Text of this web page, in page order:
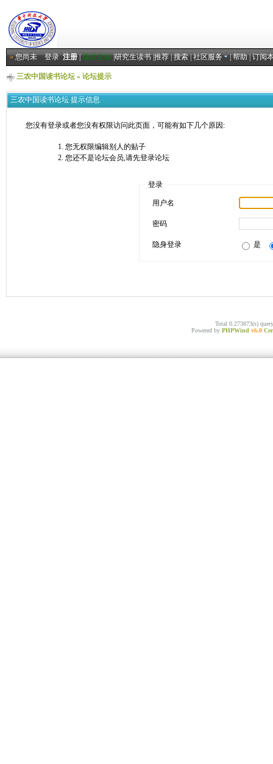
»您尚未登录 注册|返回主站|研究生读书|推荐|搜索|社区服务 |帮助|订阅
三农中国读书论坛» 论坛提示
三农中国读书论坛 提示信息
您没有登录或者您没有权限访问此页面，可能有如下几个原因:
您无权限编辑别人的贴子
您还不是论坛会员,请先登录论坛
登录
用户名
密码
隐身登录 是
Total 0.273873(s)
Powered by PHPWind v6.0